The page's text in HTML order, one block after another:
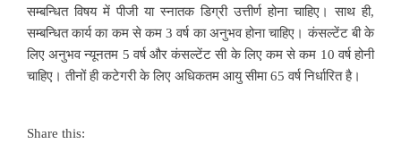
सम्बन्धित विषय में पीजी या स्नातक डिग्री उत्तीर्ण होना चाहिए। साथ ही,
सम्बन्धित कार्य का कम से कम 3 वर्ष का अनुभव होना चाहिए। कंसल्टेंट बी के
लिए अनुभव न्यूनतम 5 वर्ष और कंसल्टेंट सी के लिए कम से कम 10 वर्ष होनी
चाहिए। तीनों ही कटेगरी के लिए अधिकतम आयु सीमा 65 वर्ष निर्धारित है।
Share this: